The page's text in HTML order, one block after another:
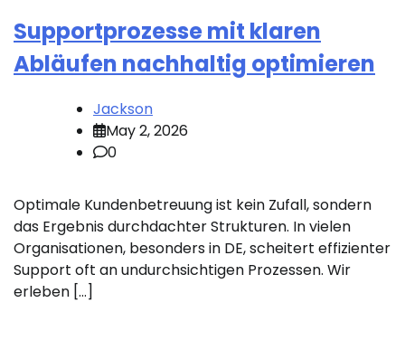
Supportprozesse mit klaren
Abläufen nachhaltig optimieren
Jackson
May 2, 2026
0
Optimale Kundenbetreuung ist kein Zufall, sondern
das Ergebnis durchdachter Strukturen. In vielen
Organisationen, besonders in DE, scheitert effizienter
Support oft an undurchsichtigen Prozessen. Wir
erleben […]